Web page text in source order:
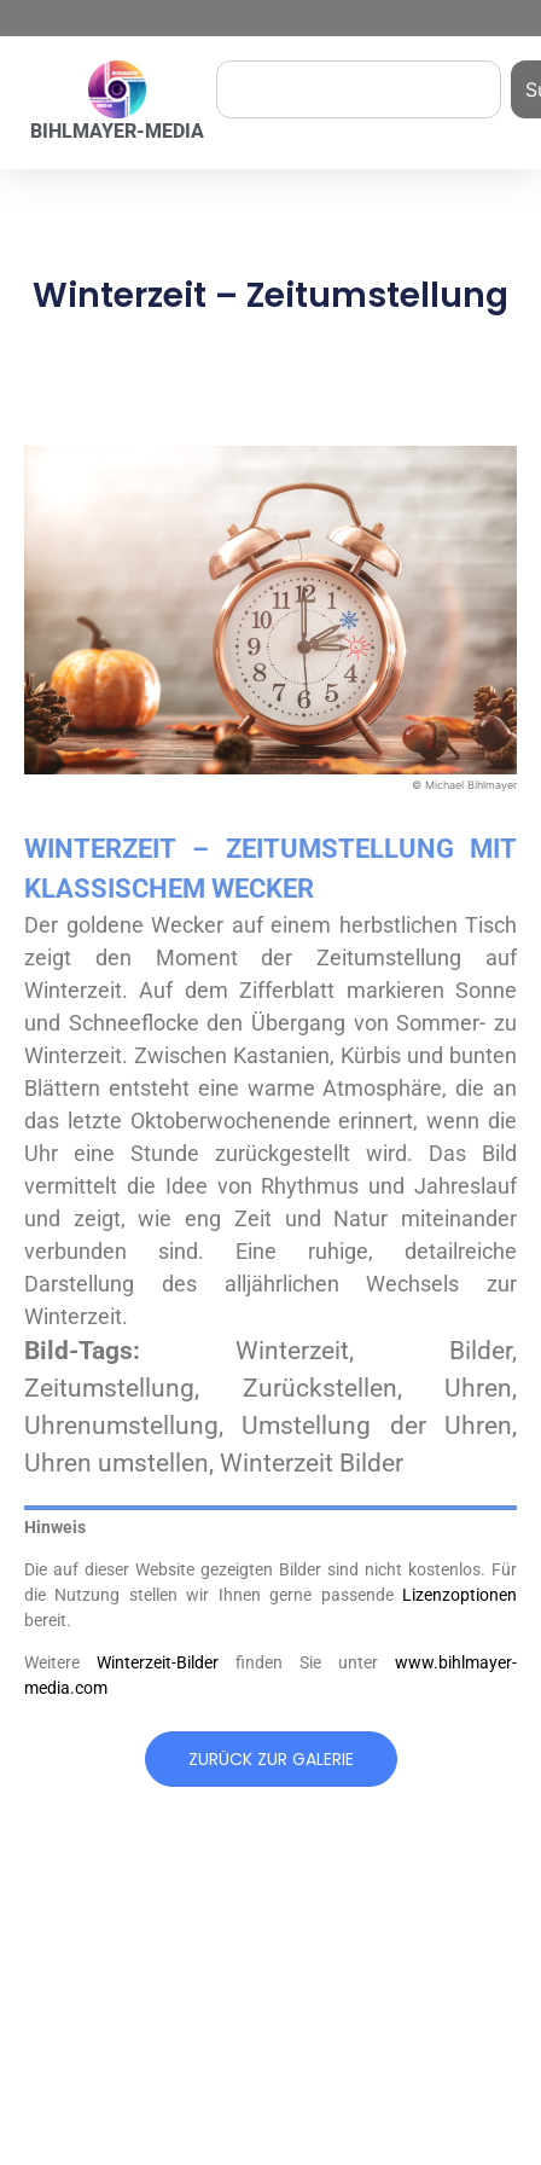
BIHLMAYER-MEDIA
Winterzeit – Zeitumstellung
© Michael Bihlmayer
WINTERZEIT – ZEITUMSTELLUNG MIT
KLASSISCHEM WECKER
Der goldene Wecker auf einem herbstlichen Tisch
zeigt den Moment der Zeitumstellung auf
Winterzeit. Auf dem Zifferblatt markieren Sonne
und Schneeflocke den Übergang von Sommer- zu
Winterzeit. Zwischen Kastanien, Kürbis und bunten
Blättern entsteht eine warme Atmosphäre, die an
das letzte Oktoberwochenende erinnert, wenn die
Uhr eine Stunde zurückgestellt wird. Das Bild
vermittelt die Idee von Rhythmus und Jahreslauf
und zeigt, wie eng Zeit und Natur miteinander
verbunden sind. Eine ruhige, detailreiche
Darstellung des alljährlichen Wechsels zur
Winterzeit.
Bild-Tags: Winterzeit, Bilder,
Zeitumstellung, Zurückstellen, Uhren,
Uhrenumstellung, Umstellung der Uhren,
Uhren umstellen, Winterzeit Bilder
Hinweis
Die auf dieser Website gezeigten Bilder sind nicht kostenlos. Für
die Nutzung stellen wir Ihnen gerne passende Lizenzoptionen
bereit.
Weitere Winterzeit-Bilder finden Sie unter www.bihlmayer-
media.com
ZURÜCK ZUR GALERIE